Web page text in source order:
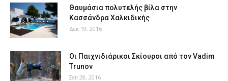
Θαυμάσια πολυτελής βίλα στην
Κασσάνδρα Χαλκιδικής
Δεκ 19, 2016
Οι Παιχνιδιάρικοι Σκίουροι από τον Vadim
Trunov
Σεπ 28, 2016